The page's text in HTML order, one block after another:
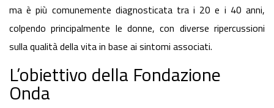
ma è più comunemente diagnosticata tra i 20 e i 40 anni,
colpendo principalmente le donne, con diverse ripercussioni
sulla qualità della vita in base ai sintomi associati.
L’obiettivo della Fondazione
Onda